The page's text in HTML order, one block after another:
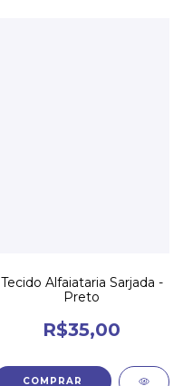
Tecido Alfaiataria Sarjada -
Preto
R$35,00